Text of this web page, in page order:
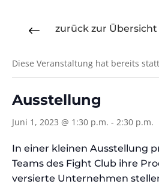
# zurück zur Übersicht
Diese Veranstaltung hat bereits
Ausstellung
Juni 1, 2023 @ 1:30 p.m. - 2:30 p.m.
In einer kleinen Ausstellung
Teams des Fight Club ihre
versierte Unternehmen